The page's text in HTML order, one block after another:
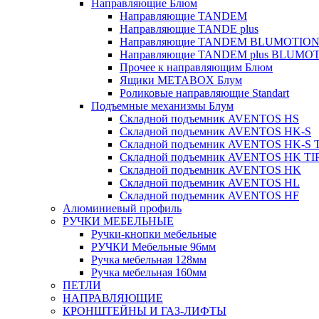
Направляющие Блюм
Направляющие TANDEM
Направляющие TANDE plus
Направляющие TANDEM BLUMOTION
Направляющие TANDEM plus
Прочее к направляющим Блюм
Ящики METABOX Блум
Роликовые направляющие Standart
Подъемные механизмы Блум
Складной подъемник AVENTOS HS
Складной подъемник AVENTOS HK-S
Складной подъемник AVENTOS HK-S
Складной подъемник AVENTOS HK
Складной подъемник AVENTOS HK
Складной подъемник AVENTOS HL
Складной подъемник AVENTOS HF
Алюминиевый профиль
РУЧКИ МЕБЕЛЬНЫЕ
Ручки-кнопки мебельные
РУЧКИ Мебельные 96мм
Ручка мебельная 128мм
Ручка мебельная 160мм
ПЕТЛИ
НАПРАВЛЯЮЩИЕ
КРОНШТЕЙНЫ И ГАЗ-ЛИФТЫ